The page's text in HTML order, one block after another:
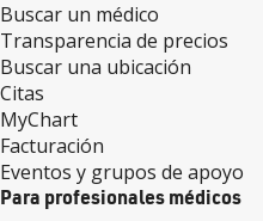
Buscar un médico
Transparencia de precios
Buscar una ubicación
Citas
MyChart
Facturación
Eventos y grupos de apoyo
Para profesionales médicos